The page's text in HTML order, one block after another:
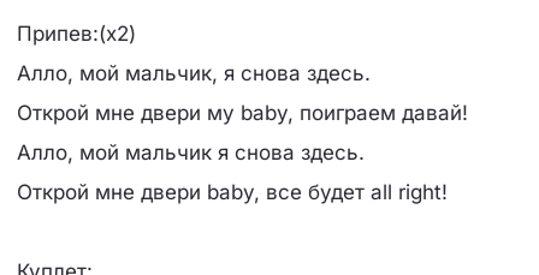
Припев:(x2)
Алло, мой мальчик, я снова здесь.
Открой мне двери мy baby, поиграем давай!
Алло, мой мальчик я снова здесь.
Открой мне двери baby, все будет all right!